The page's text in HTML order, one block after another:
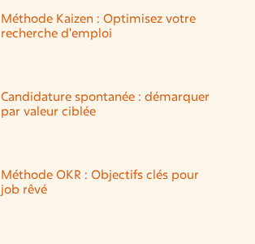
Méthode Kaizen : Optimisez votre
recherche d'emploi
Candidature spontanée : démarquer
par valeur ciblée
Méthode OKR : Objectifs clés pour
job rêvé